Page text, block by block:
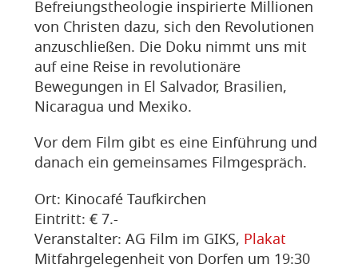
Befreiungstheologie inspirierte Millionen
von Christen dazu, sich den Revolutionen
anzuschließen. Die Doku nimmt uns mit
auf eine Reise in revolutionäre
Bewegungen in El Salvador, Brasilien,
Nicaragua und Mexiko.
Vor dem Film gibt es eine Einführung und
danach ein gemeinsames Filmgespräch.
Ort: Kinocafé Taufkirchen
Eintritt: € 7.-
Veranstalter: AG Film im GIKS, Plakat
Mitfahrgelegenheit von Dorfen um 19:30